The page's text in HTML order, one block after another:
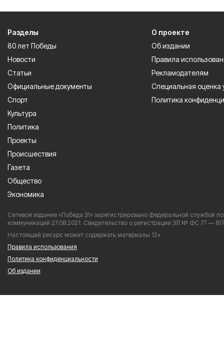
Разделы
80 лет Победы
Новости
Статьи
Официальные документы
Спорт
Культура
Политика
Проекты
Происшествия
Газета
Общество
Экономика
О проекте
Об издании
Правила
Рекламодателям
Специальная оценка
Политика
Сетевое издание «Победа 31» зарегистрировано Федеральной службой
коммуникаций 27.08.2021. Свидетельство о регистрации ЭЛ № ФС 77 —
Настоящий ресурс может содержать материалы 12+
Правила использования
Политика конфиденциальности
Об издании